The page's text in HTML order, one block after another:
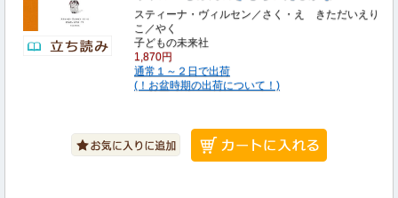
スティーナ・ヴィルセン／さく・え きただいえり
こ／やく
子どもの未来社
1,870円
通常１～２日で出荷
(！お盆時期の出荷について！)